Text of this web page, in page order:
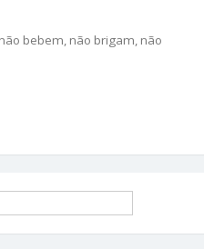
bebem, não brigam, não